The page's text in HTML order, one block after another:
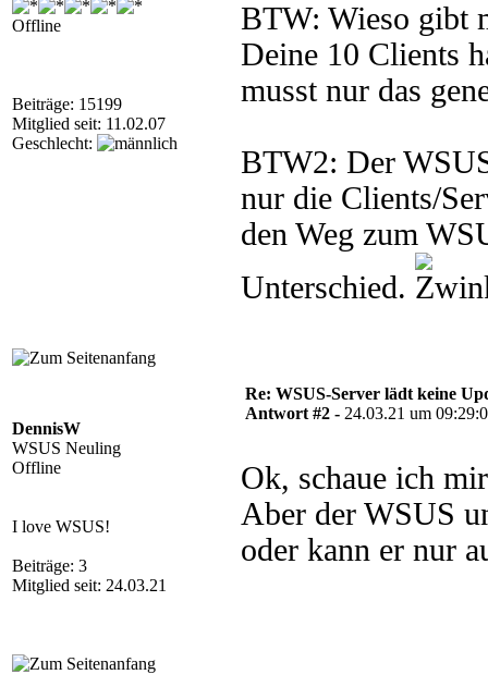
Offline
Beiträge: 15199
Mitglied seit: 11.02.07
Geschlecht:
BTW: Wieso gibt
Deine 10 Clients
musst nur das
BTW2: Der
nur die Clients/
den Weg zum
Unterschied.
DennisW
WSUS Neuling
Offline
I love WSUS!
Beiträge: 3
Mitglied seit: 24.03.21
Re: WSUS-Server lädt keine
Antwort #2 - 24.03.21 um
Ok, schaue ich
Aber der WSUS
oder kann er nur